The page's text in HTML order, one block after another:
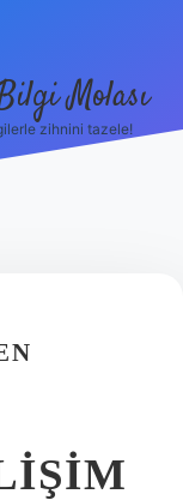
Molası
zihnini tazele!